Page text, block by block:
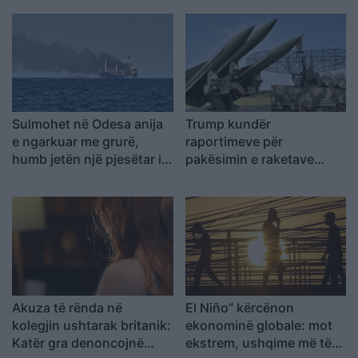
energjetike të Mesdheut
ekonomike botërore, mot
ekstrem dhe rritje të
çmimeve të ushqimeve
Sulmohet në Odesa anija
e ngarkuar me grurë,
humb jetën një pjesëtar i
Trump kundër
raportimeve për
pakësimin e raketave
shumë municione se çdo
vend tjetër
Akuza të rënda në
kolegjin ushtarak britanik:
Katër gra denoncojnë
El Niño” kërcënon
ekonominë globale: mot
ekstrem, ushqime më të